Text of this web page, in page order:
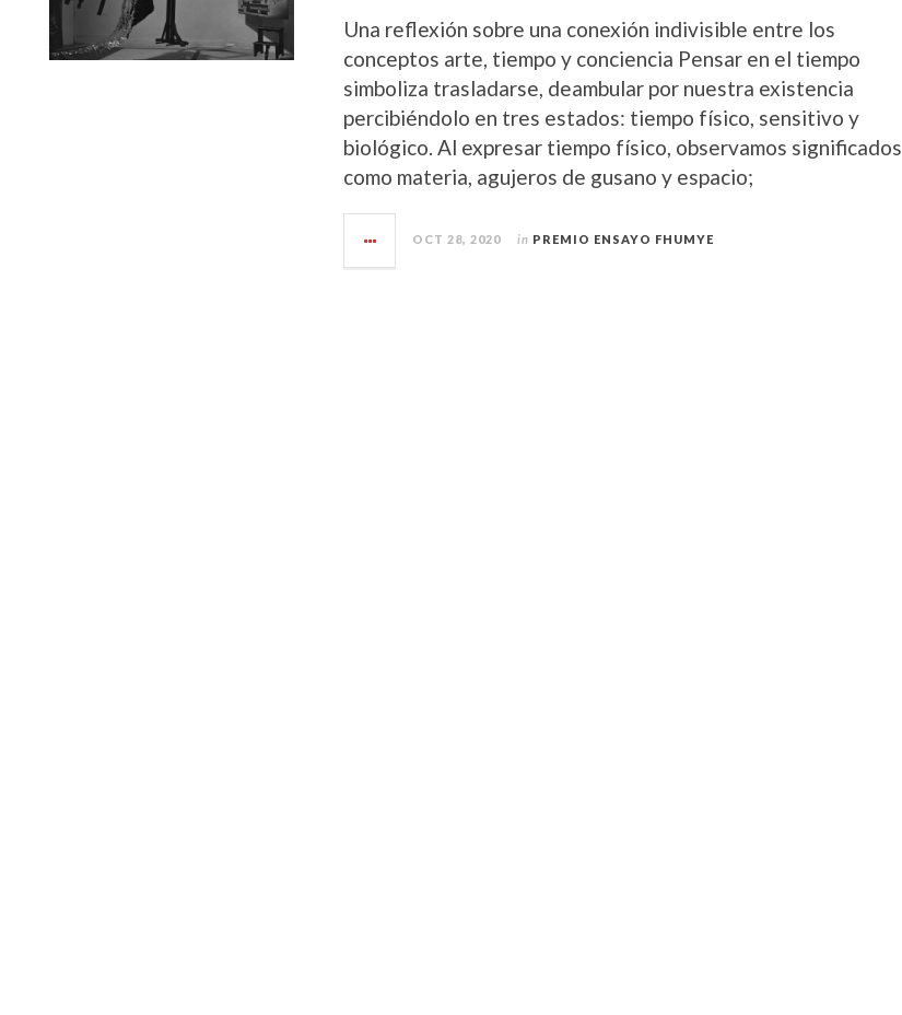
Una reflexión sobre una conexión indivisible entre los
conceptos arte, tiempo y conciencia Pensar en el tiempo
simboliza trasladarse, deambular por nuestra existencia
percibiéndolo en tres estados: tiempo físico, sensitivo y
biológico. Al expresar tiempo físico, observamos significados
como materia, agujeros de gusano y espacio;
OCT 28, 2020 in PREMIO ENSAYO FHUMYE